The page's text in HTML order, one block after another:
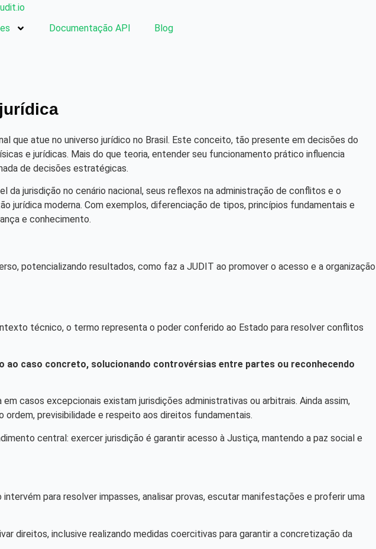
Documentação API Blog
que atue no universo jurídico no Brasil. Este conceito, tão presente em decisões do
e jurídicas. Mais do que teoria, entender seu funcionamento prático influencia
de decisões estratégicas.
jurisdição no cenário nacional, seus reflexos na administração de conflitos e o
moderna. Com exemplos, diferenciação de tipos, princípios fundamentais e
e conhecimento.
potencializando resultados, como faz a JUDIT ao promover o acesso e a organização
técnico, o termo representa o poder conferido ao Estado para resolver conflitos
caso concreto, solucionando controvérsias entre partes ou reconhecendo
casos excepcionais existam jurisdições administrativas ou arbitrais. Ainda assim,
previsibilidade e respeito aos direitos fundamentais.
central: exercer jurisdição é garantir acesso à Justiça, mantendo a paz social e
para resolver impasses, analisar provas, escutar manifestações e proferir uma
direitos, inclusive realizando medidas coercitivas para garantir a concretização da